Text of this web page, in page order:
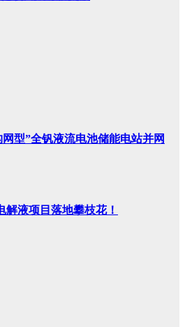
型”全钒液流电池储能电站并网
解液项目落地攀枝花！